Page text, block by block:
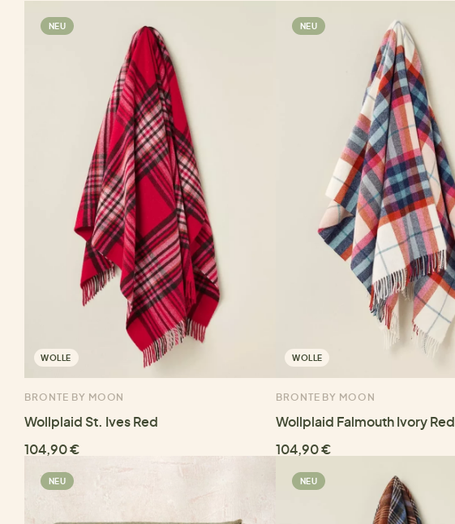
NEU
WOLLE
BRONTE BY MOON
Wollplaid St. Ives Red
104,90 €
NEU
WOLLE
BRONTE BY MOON
Wollplaid Falmouth Ivory Red
104,90 €
NEU NEU